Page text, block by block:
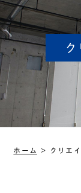
ホーム ＞ クリエ